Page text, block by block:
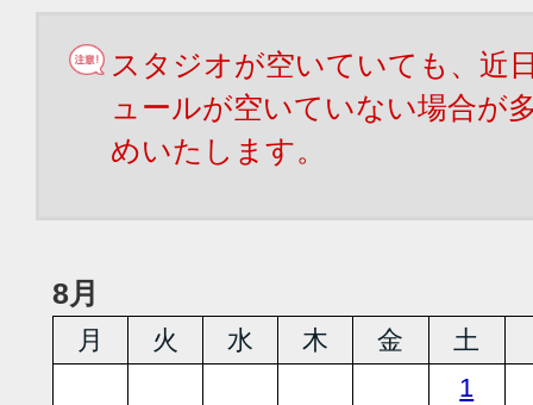
スタジオが空いていても、近
ュールが空いていない場合が
めいたします。
8月
月 火 水 木 金 土
1